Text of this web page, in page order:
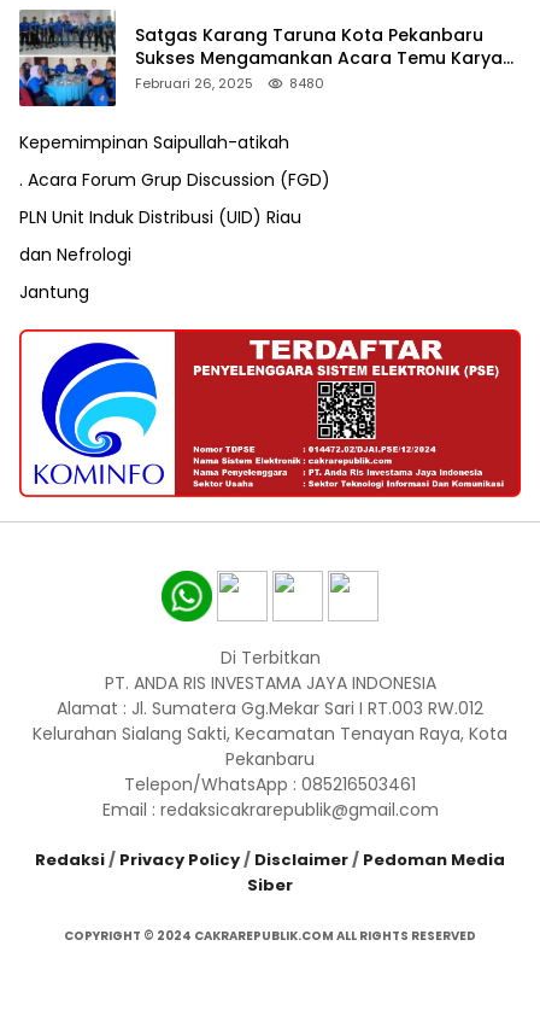
Satgas Karang Taruna Kota Pekanbaru
Sukses Mengamankan Acara Temu Karya
VII Karang Taruna Pekanbaru
Februari 26, 2025 8480
Kepemimpinan Saipullah-atikah
. Acara Forum Grup Discussion (FGD)
PLN Unit Induk Distribusi (UID) Riau
dan Nefrologi
Jantung
Di Terbitkan
PT. ANDA RIS INVESTAMA JAYA INDONESIA
Alamat : Jl. Sumatera Gg.Mekar Sari I RT.003 RW.012
Kelurahan Sialang Sakti, Kecamatan Tenayan Raya, Kota
Pekanbaru
Telepon/WhatsApp : 085216503461
Email : redaksicakrarepublik@gmail.com
Redaksi/ Privacy Policy/ Disclaimer/ Pedoman Media
Siber
COPYRIGHT © 2024 CAKRAREPUBLIK.COM ALL RIGHTS RESERVED